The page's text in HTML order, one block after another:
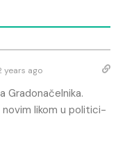
years ago
Gradonačelnika.
likom u politici-